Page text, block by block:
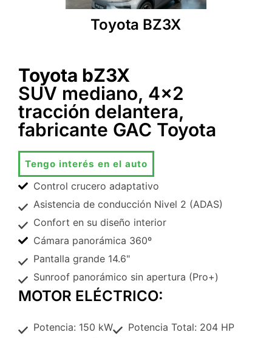
Toyota BZ3X
Toyota bZ3X
SUV mediano, 4x2
tracción delantera,
fabricante GAC Toyota
Tengo interés en el auto
Control crucero adaptativo
Asistencia de conducción Nivel 2 (ADAS)
Confort en su diseño interior
Cámara panorámica 360º
Pantalla grande 14.6"
Sunroof panorámico sin apertura (Pro+)
MOTOR ELÉCTRICO:
Potencia: 150 kW
Potencia Total: 204 HP